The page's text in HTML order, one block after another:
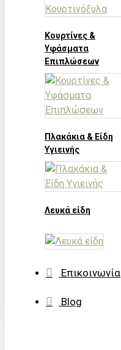
Κουρτίνες &
Υφάσματα
Επιπλώσεων
Πλακάκια & Είδη
Υγιεινής
Λευκά είδη
Επικοινωνία
Blog